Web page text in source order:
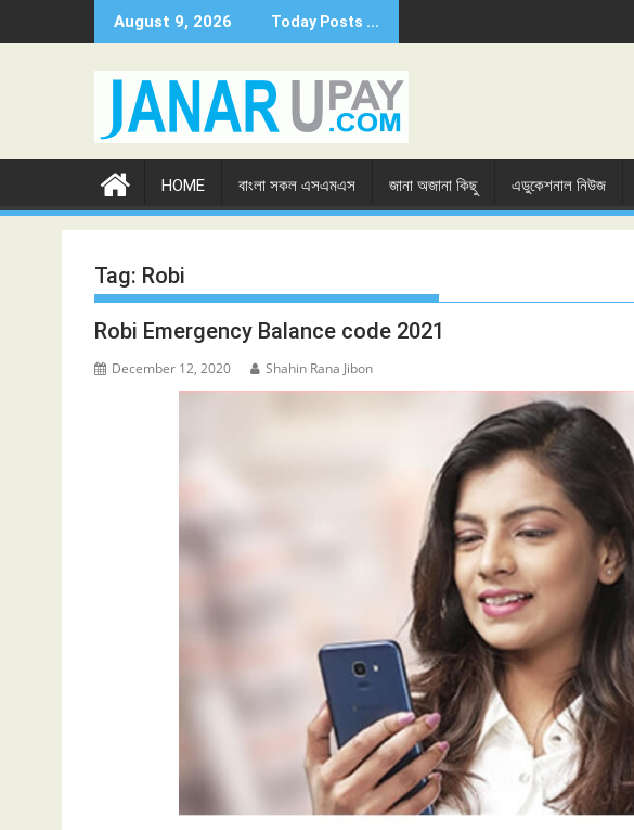
to
August 9, 2026 Today Posts ...
HOME বাংলা সকল এসএমএস জানা অজানা কিছু এডুকেশনাল নিউজ
Tag: Robi
Robi Emergency Balance code 2021
December 12, 2020 Shahin Rana Jibon